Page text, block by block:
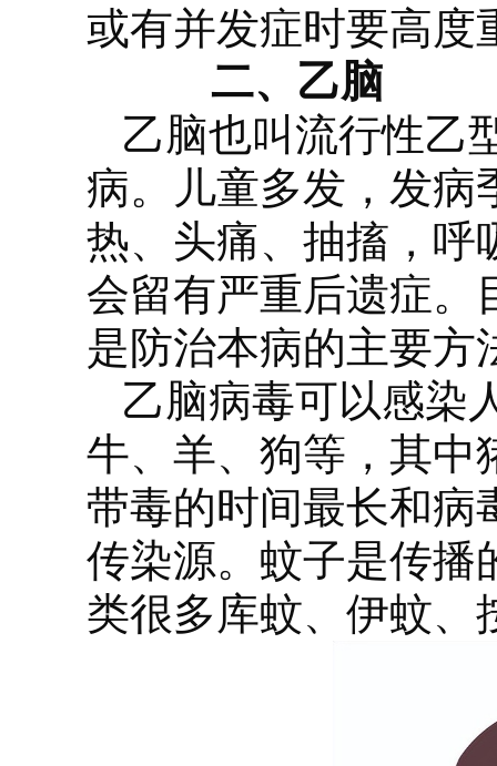
或有并发症时要高度
二、乙脑
乙脑也叫流行性乙
病。儿童多发，发病
热、头痛、抽搐，呼
会留有严重后遗症。
是防治本病的主要方
乙脑病毒可以感染
牛、羊、狗等，其中
带毒的时间最长和病
传染源。蚊子是传播
类很多库蚊、伊蚊、